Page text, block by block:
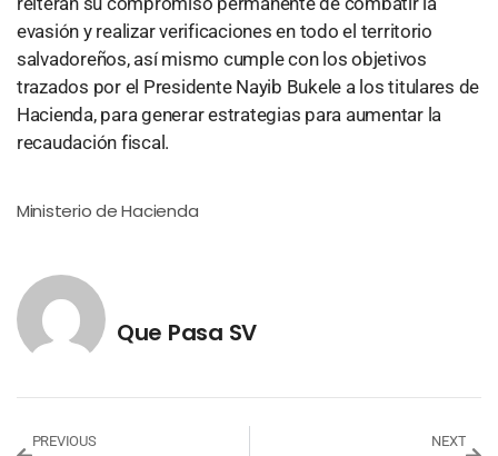
evasión y realizar verificaciones en todo el territorio
salvadoreños, así mismo cumple con los objetivos
trazados por el Presidente Nayib Bukele a los titulares de
Hacienda, para generar estrategias para aumentar la
recaudación fiscal.
Ministerio de Hacienda
Que Pasa SV
PREVIOUS NEXT